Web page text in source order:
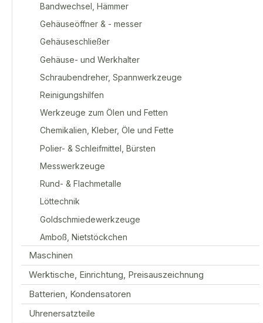
Bandwechsel, Hämmer
Gehäuseöffner & - messer
Gehäuseschließer
Gehäuse- und Werkhalter
Schraubendreher, Spannwerkzeuge
Reinigungshilfen
Werkzeuge zum Ölen und Fetten
Chemikalien, Kleber, Öle und Fette
Polier- & Schleifmittel, Bürsten
Messwerkzeuge
Rund- & Flachmetalle
Löttechnik
Goldschmiedewerkzeuge
Amboß, Nietstöckchen
Maschinen
Werktische, Einrichtung, Preisauszeichnung
Batterien, Kondensatoren
Uhrenersatzteile